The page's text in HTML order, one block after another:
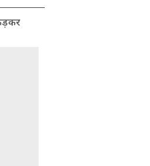
Yogi ने